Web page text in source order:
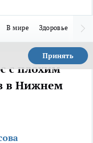
В мире Здоровье
Принять
с плохим
в Нижнем